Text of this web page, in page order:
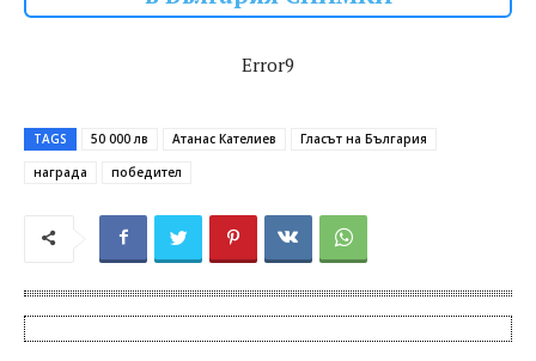
Error9
TAGS 50 000 лв Атанас Кателиев
Гласът на България
награда
победител